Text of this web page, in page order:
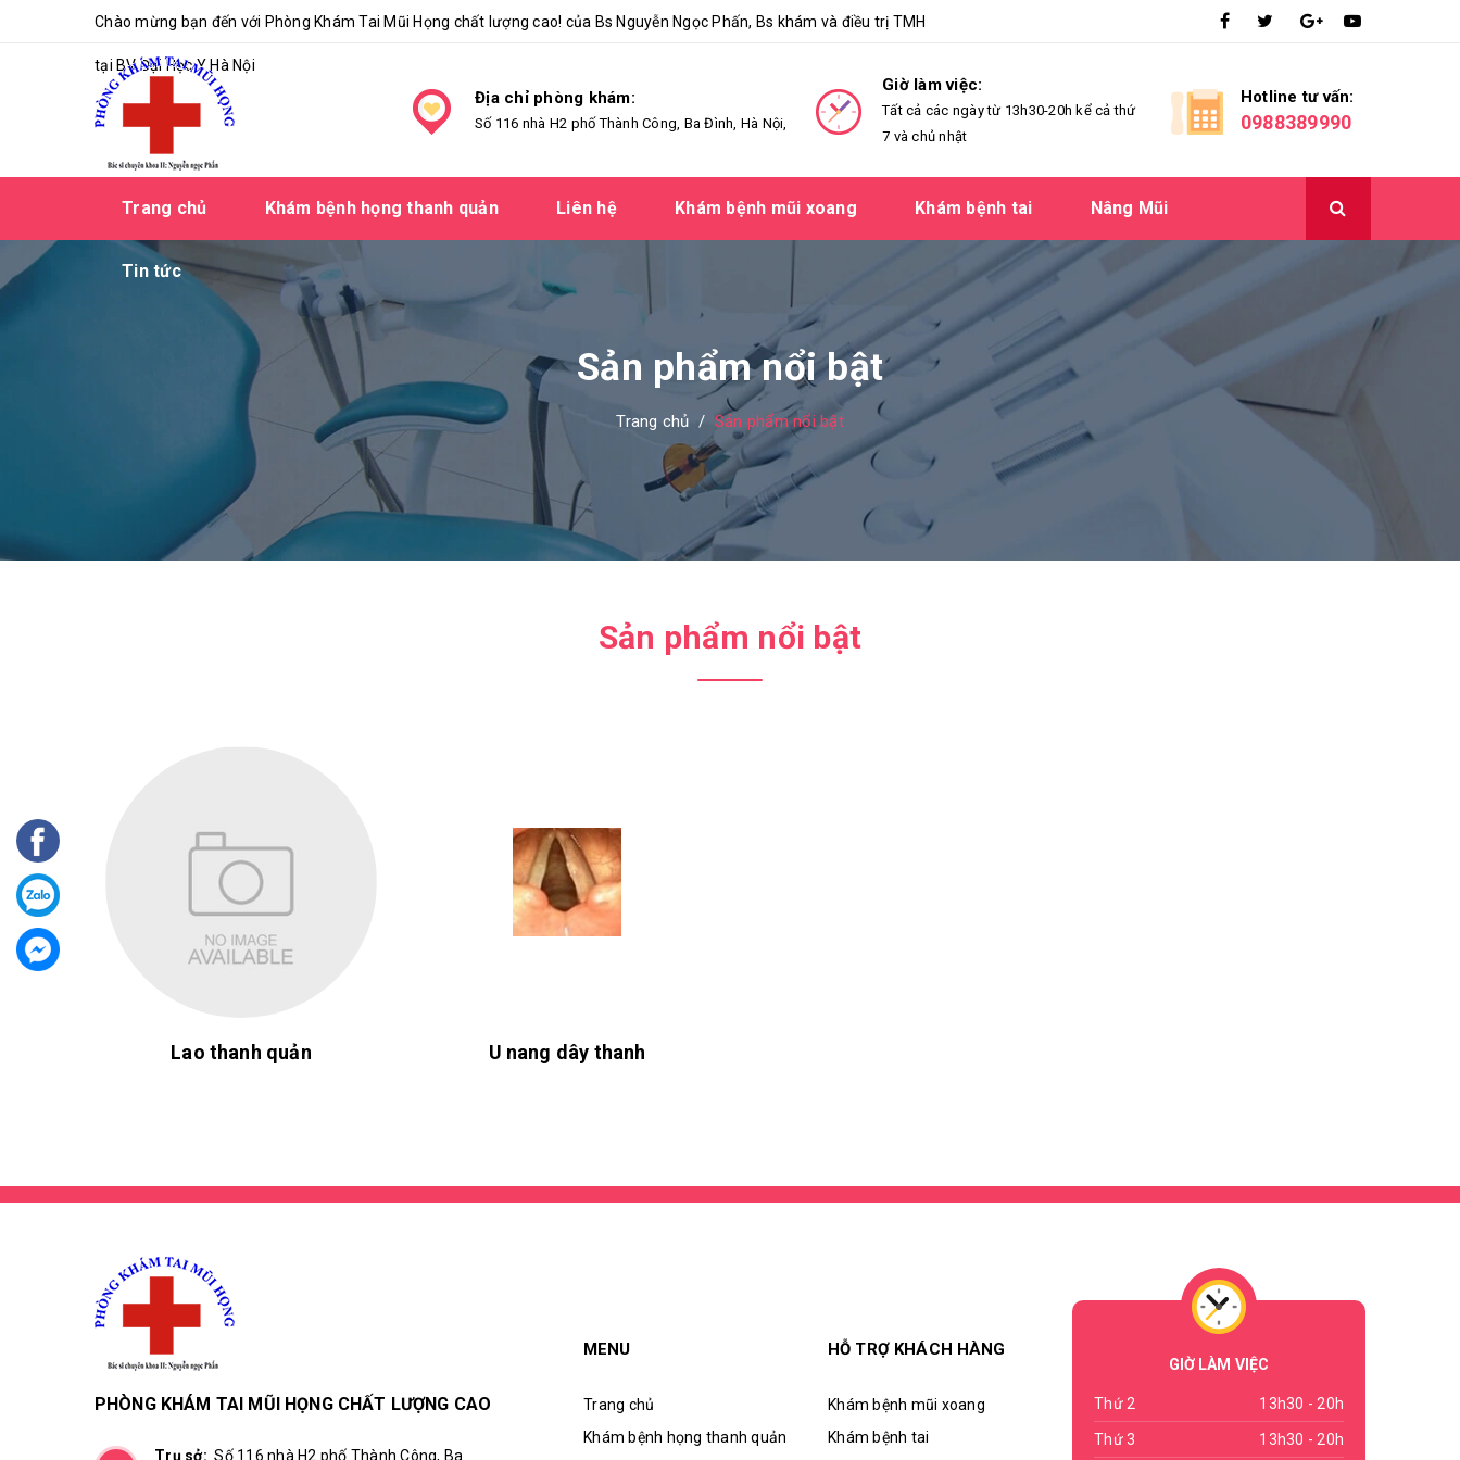
Chào mừng bạn đến với Phòng Khám Tai Mũi Họng chất lượng cao! của Bs Nguyễn Ngọc Phấn, Bs khám và điều trị TMH
tại BV Đại Học Y Hà Nội
Địa chỉ phòng khám:
Số 116 nhà H2 phố Thành Công, Ba Đình, Hà Nội,
Giờ làm việc:
Tất cả các ngày từ 13h30-20h kể cả thứ
7 và chủ nhật
Hotline tư vấn:
0988389990
Trang chủ Khám bệnh họng thanh quản Liên hệ Khám bệnh mũi xoang Khám bệnh tai Nâng Mũi
Tin tức
Sản phẩm nổi bật
Trang chủ / Sản phẩm nổi bật
Sản phẩm nổi bật
Lao thanh quản U nang dây thanh
PHÒNG KHÁM TAI MŨI HỌNG CHẤT LƯỢNG CAO
Trụ sở:Số 116 nhà H2 phố Thành Công, Ba
MENU
Trang chủ
Khám bệnh họng thanh quản
HỖ TRỢ KHÁCH HÀNG
Khám bệnh mũi xoang
Khám bệnh tai
GIỜ LÀM VIỆC
Thứ 2 13h30 - 20h
Thứ 3 13h30 - 20h